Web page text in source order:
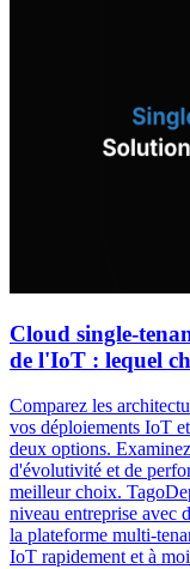
Cloud single-
de l'IoT : lequel
Comparez les
vos déploiements IoT
deux options.
d'évolutivité et de
meilleur choix.
niveau entreprise avec
la plateforme multi-
IoT rapidement et à